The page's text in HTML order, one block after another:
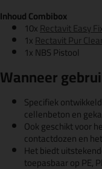
Inhoud Combibox
10xRectavit Easy
1xRectavit Pur
1x NBS Pistool
Wanneer
Specifiek
cellenbeton en
Ook geschikt voor
contactdozen en
Het biedt
toepasbaar op PE,